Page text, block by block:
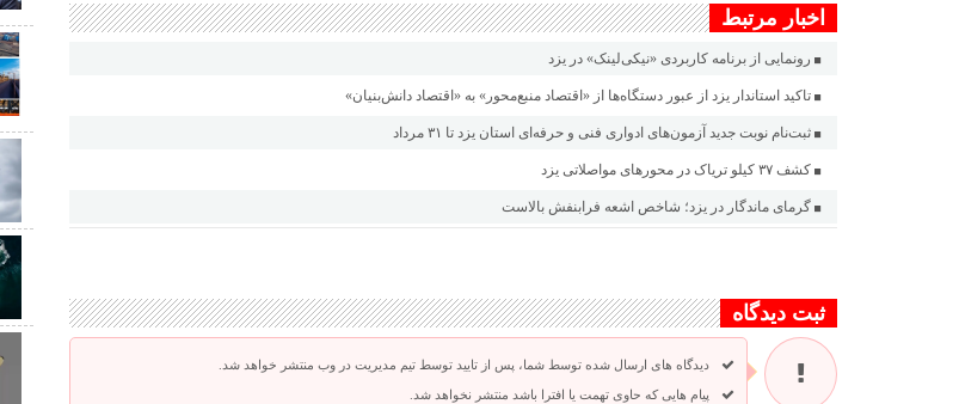
اخبار مرتبط
رونمایی از برنامه کاربردی «نیکی‌لینک» در یزد
تاکید استاندار یزد از عبور دستگاه‌ها از «اقتصاد منبع‌محور» به «اقتصاد دانش‌بنیان»
ثبت‌نام نوبت جدید آزمون‌های ادواری فنی و حرفه‌ای استان یزد تا ٣١ مرداد
کشف ۳۷ کیلو تریاک در محور‌های مواصلاتی یزد
گرمای ماندگار در یزد؛ شاخص اشعه فرابنفش بالاست
ثبت دیدگاه
دیدگاه های ارسال شده توسط شما، پس از تایید توسط تیم مدیریت در وب منتشر خواهد شد.
پیام هایی که حاوی تهمت یا افترا باشد منتشر نخواهد شد.